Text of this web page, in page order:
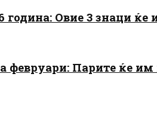
Овие 3 знаци ќе
февруари: Парите ќе